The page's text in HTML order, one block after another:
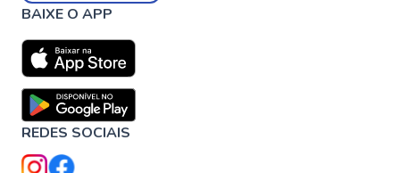
BAIXE O APP
REDES SOCIAIS